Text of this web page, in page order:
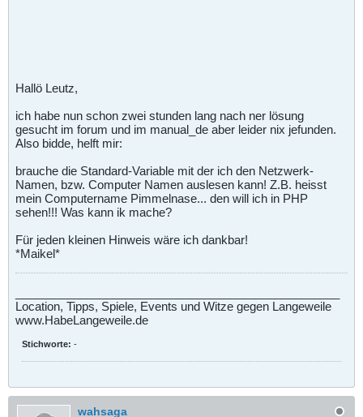
Hallö Leutz,
ich habe nun schon zwei stunden lang nach ner lösung
gesucht im forum und im manual_de aber leider nix jefunden.
Also bidde, helft mir:
brauche die Standard-Variable mit der ich den Netzwerk-
Namen, bzw. Computer Namen auslesen kann! Z.B. heisst
mein Computername Pimmelnase... den will ich in PHP
sehen!!! Was kann ik mache?
Für jeden kleinen Hinweis wäre ich dankbar!
*Maikel*
Location, Tipps, Spiele, Events und Witze gegen Langeweile
www.HabeLangeweile.de
Stichworte: -
wahsaga